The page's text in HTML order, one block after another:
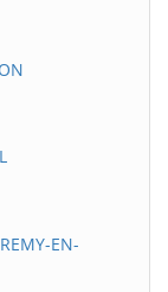
EN-